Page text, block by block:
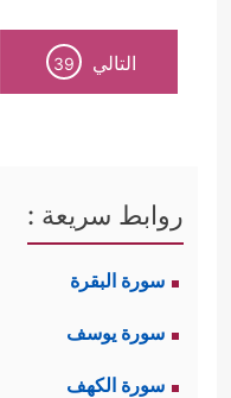
التالي 39
روابط سريعة :
سورة البقرة
سورة يوسف
سورة الكهف